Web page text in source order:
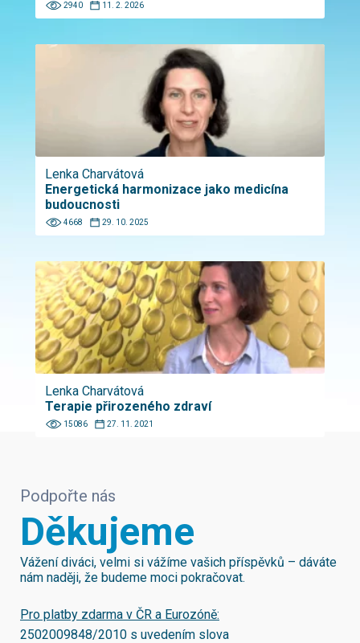
2940 11. 2. 2026
Lenka Charvátová
Energetická harmonizace jako medicína
budoucnosti
4668 29. 10. 2025
Lenka Charvátová
Terapie přirozeného zdraví
15086 27. 11. 2021
Podpořte nás
Děkujeme
Vážení diváci, velmi si vážíme vašich příspěvků – dáváte
nám naději, že budeme moci pokračovat.
Pro platby zdarma v ČR a Eurozóně:
2502009848/2010 s uvedením slova